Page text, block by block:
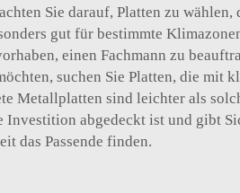
Sie darauf, Platten zu
gut für bestimmte
einen Fachmann zu
suchen Sie Platten, die mit
Metallplatten sind leichter als
abgedeckt ist und gibt
das Passende finden.